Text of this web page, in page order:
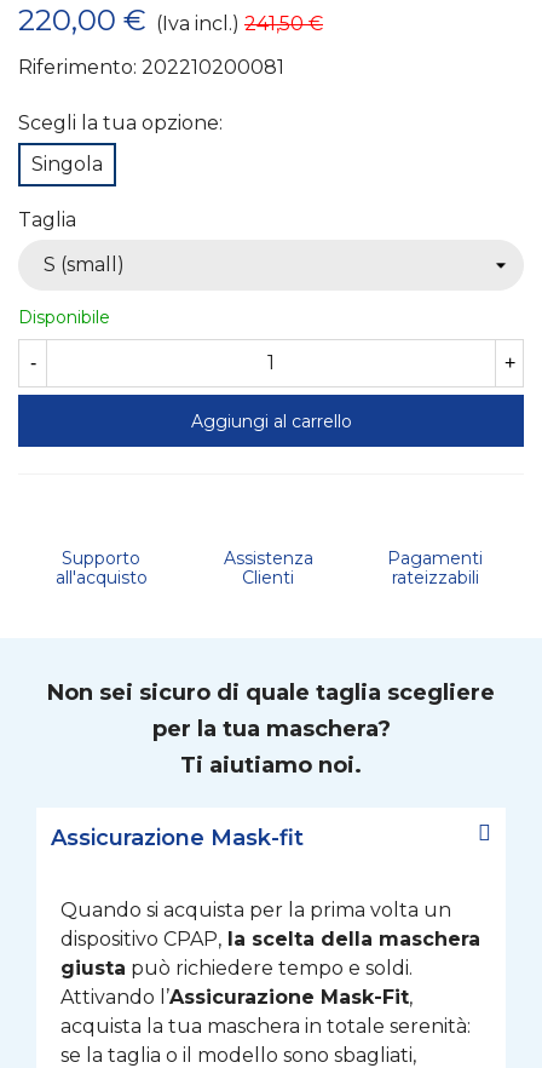
220,00 € (Iva incl.) 241,50 €
Riferimento: 202210200081
Scegli la tua opzione:
Singola
Taglia
Disponibile
- +
Aggiungi al carrello
Supporto
all'acquisto
Assistenza
Clienti
Pagamenti
rateizzabili
Non sei sicuro di quale taglia scegliere
per la tua maschera?
Ti aiutiamo noi.
Assicurazione Mask-fit
Quando si acquista per la prima volta un
dispositivo CPAP, la scelta della maschera
giusta può richiedere tempo e soldi.
Attivando l’Assicurazione Mask-Fit,
acquista la tua maschera in totale serenità:
se la taglia o il modello sono sbagliati,